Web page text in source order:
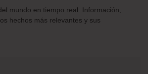
mundo en tiempo real. Información,
hechos más relevantes y sus